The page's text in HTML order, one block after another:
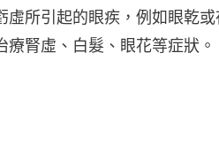
所引起的眼疾，例如眼乾或
腎虛、白髮、眼花等症狀。